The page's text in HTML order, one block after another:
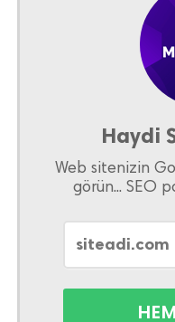
Haydi
Web sitenizin
görün... SEO